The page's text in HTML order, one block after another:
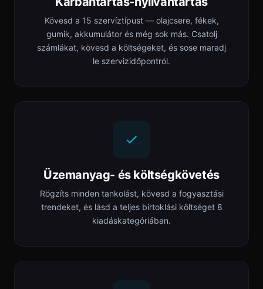
Kövesd a 15 szervíztípust — olajcsere, fékek,
gumik, akkumulátor és még sok más. Csatolj
számlákat, kövesd a költségeket, és sose maradj
le szervizidőpontról.
Üzemanyag- és költségkövetés
Rögzíts minden tankolást, kövesd a fogyasztási
trendeket, és lásd a teljes birtoklási költséget 8
kiadáskategóriában.